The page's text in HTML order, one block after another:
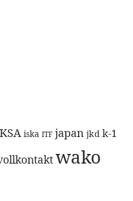
iska ITF japan jkd k-1
wako